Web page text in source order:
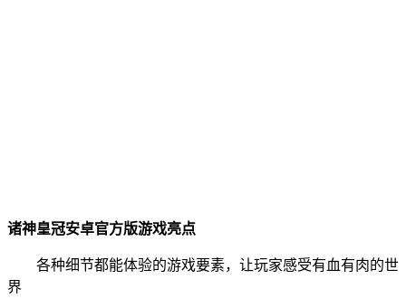
诸神皇冠安卓官方版游戏亮点
各种细节都能体验的游戏要素，让玩家感受有血有肉的世
界